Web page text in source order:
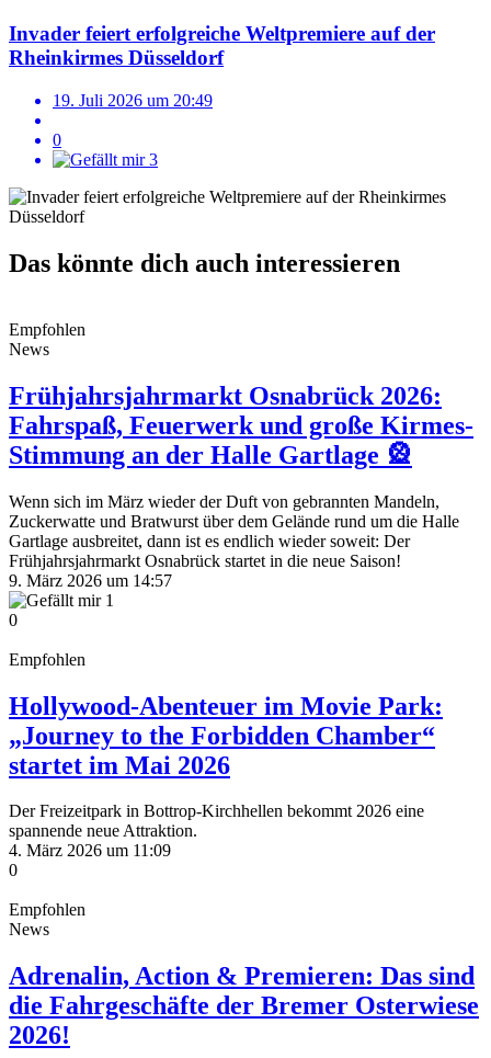
Invader feiert erfolgreiche Weltpremiere auf der
Rheinkirmes Düsseldorf
19. Juli 2026 um 20:49
0
3
Das könnte dich auch interessieren
Empfohlen
News
Frühjahrsjahrmarkt Osnabrück 2026:
Fahrspaß, Feuerwerk und große Kirmes-
Stimmung an der Halle Gartlage 🎡
Wenn sich im März wieder der Duft von gebrannten Mandeln,
Zuckerwatte und Bratwurst über dem Gelände rund um die Halle
Gartlage ausbreitet, dann ist es endlich wieder soweit: Der
Frühjahrsjahrmarkt Osnabrück startet in die neue Saison!
9. März 2026 um 14:57
1
0
Empfohlen
Hollywood-Abenteuer im Movie Park:
„Journey to the Forbidden Chamber“
startet im Mai 2026
Der Freizeitpark in Bottrop-Kirchhellen bekommt 2026 eine
spannende neue Attraktion.
4. März 2026 um 11:09
0
Empfohlen
News
Adrenalin, Action & Premieren: Das sind
die Fahrgeschäfte der Bremer Osterwiese
2026!